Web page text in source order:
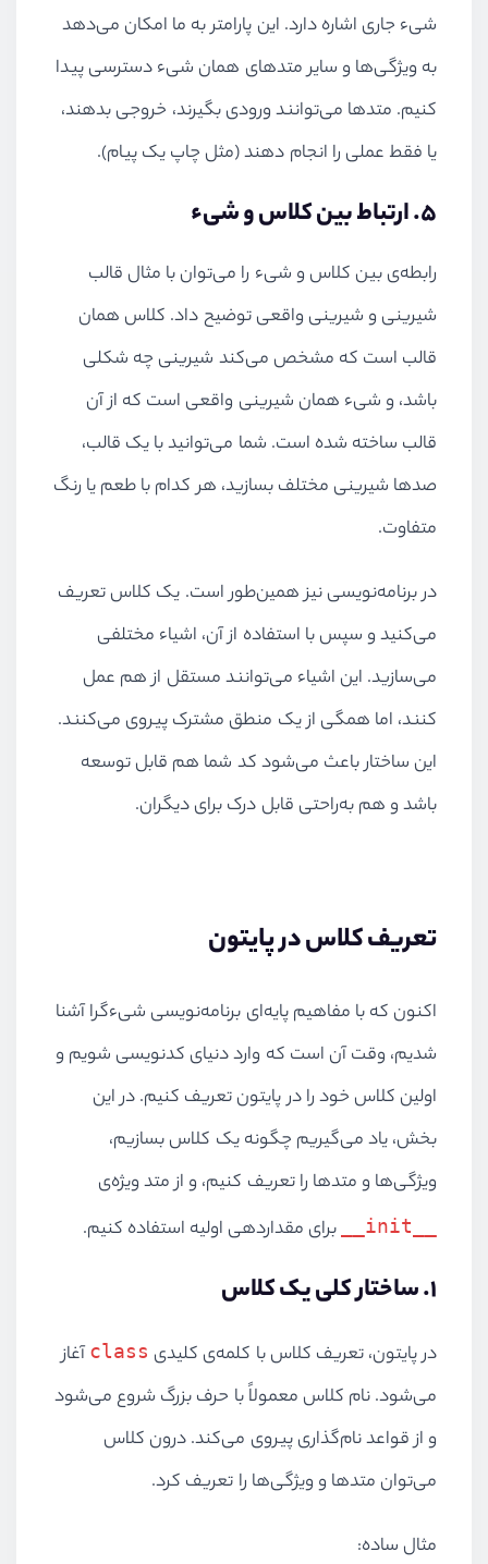
شیء جاری اشاره دارد. این پارامتر به ما امکان می‌دهد
به ویژگی‌ها و سایر متدهای همان شیء دسترسی پیدا
کنیم. متدها می‌توانند ورودی بگیرند، خروجی بدهند،
یا فقط عملی را انجام دهند (مثل چاپ یک پیام).
۵. ارتباط بین کلاس و شیء
رابطه‌ی بین کلاس و شیء را می‌توان با مثال قالب
شیرینی و شیرینی واقعی توضیح داد. کلاس همان
قالب است که مشخص می‌کند شیرینی چه شکلی
باشد، و شیء همان شیرینی واقعی است که از آن
قالب ساخته شده است. شما می‌توانید با یک قالب،
صدها شیرینی مختلف بسازید، هر کدام با طعم یا رنگ
متفاوت.
در برنامه‌نویسی نیز همین‌طور است. یک کلاس تعریف
می‌کنید و سپس با استفاده از آن، اشیاء مختلفی
می‌سازید. این اشیاء می‌توانند مستقل از هم عمل
کنند، اما همگی از یک منطق مشترک پیروی می‌کنند.
این ساختار باعث می‌شود کد شما هم قابل توسعه
باشد و هم به‌راحتی قابل درک برای دیگران.
تعریف کلاس در پایتون
اکنون که با مفاهیم پایه‌ای برنامه‌نویسی شیءگرا آشنا
شدیم، وقت آن است که وارد دنیای کدنویسی شویم و
اولین کلاس خود را در پایتون تعریف کنیم. در این
بخش، یاد می‌گیریم چگونه یک کلاس بسازیم،
ویژگی‌ها و متدها را تعریف کنیم، و از متد ویژه‌ی
برای مقداردهی اولیه استفاده کنیم.
۱. ساختار کلی یک کلاس
در پایتون، تعریف کلاس با کلمه‌ی کلیدی classآغاز
می‌شود. نام کلاس معمولاً با حرف بزرگ شروع می‌شود
و از قواعد نام‌گذاری پیروی می‌کند. درون کلاس
می‌توان متدها و ویژگی‌ها را تعریف کرد.
مثال ساده: